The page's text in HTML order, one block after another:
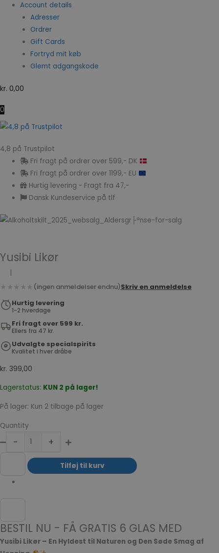
Account details
Adresser
Ordrer
Gift Cards
Fortryd mit køb
Glemt adgangskode
kr. 0,00
0
4,8 på Trustpilot
Fri fragt på ordrer over 599,- DK
Fri fragt på ordrer over 1199,- EU
Hurtig levering - Fragt fra 47,-
Dansk Kundeservice på tlf
Yusibi Likør
|
★★★★★ (ingen anmeldelser endnu)Skriv en anmeldelse
Hurtig levering
1-2 hverdage
Fri fragt over 599 kr.
Ellers fra 47 kr.
Udvalgte specialspirits
Kvalitet i hver dråbe
kr. 399,00
Lagerstatus: KUN 2 på lager!
På lager: Kun 2 tilbage på lager
Quantity
- +
Tilføj til kurv
BESTIL NU - FÅ GRATIS 6 GLAS MED
Yusibi Likør – En Hyldest til Naturen og Den Søde Smag af